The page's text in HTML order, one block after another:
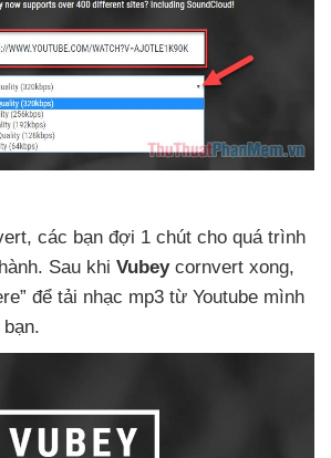
, các bạn đợi 1 chút cho quá trình
. Sau khi Vubeycornvert xong,
để tải nhạc mp3 từ Youtube mình